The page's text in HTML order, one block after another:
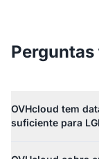
OVHcloud tem
suficiente para